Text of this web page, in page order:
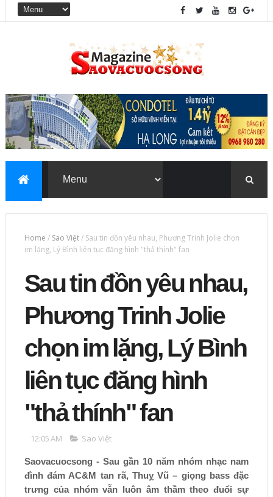
Home / Sao Việt/ Sau tin đồn yêu nhau, Phương Trinh Jolie chọn
im lặng, Lý Bình liên tục đăng hình "thả thính" fan
Sau tin đồn yêu nhau,
Phương Trinh Jolie
chọn im lặng, Lý Bình
liên tục đăng hình
"thả thính" fan
12:05 AM Sao Việt
Saovacuocsong - Sau gần 10 năm nhóm nhạc nam
đình đám AC&M tan rã, Thuỵ Vũ – giọng bass đặc
trưng của nhóm vẫn luôn âm thầm theo đuổi sự